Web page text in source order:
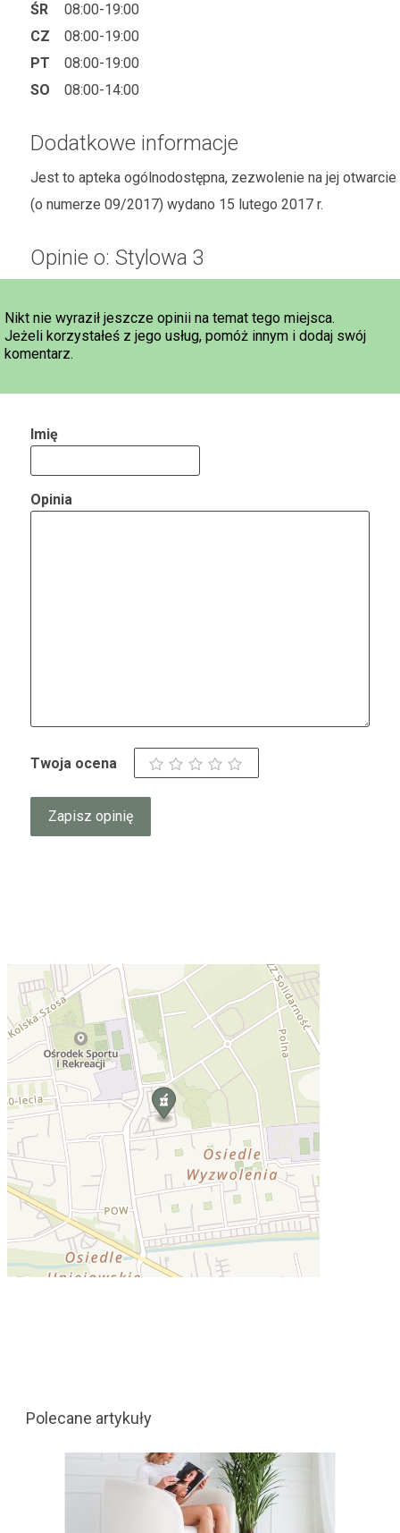
ŚR
08:00-19:00
CZ
08:00-19:00
PT
08:00-19:00
SO
08:00-14:00
Dodatkowe informacje
Jest to apteka ogólnodostępna, zezwolenie na jej otwarcie
(o numerze 09/2017) wydano 15 lutego 2017 r.
Opinie o: Stylowa 3
Nikt nie wyraził jeszcze opinii na temat tego miejsca.
Jeżeli korzystałeś z jego usług, pomóż innym i dodaj swój
komentarz.
Imię
Opinia
Twoja ocena
Polecane artykuły